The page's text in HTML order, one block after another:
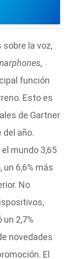
sobre la voz,
,
función
Esto es
de Gartner
año.
mundo 3,65
6,6% más
No
2,7%
novedades
El